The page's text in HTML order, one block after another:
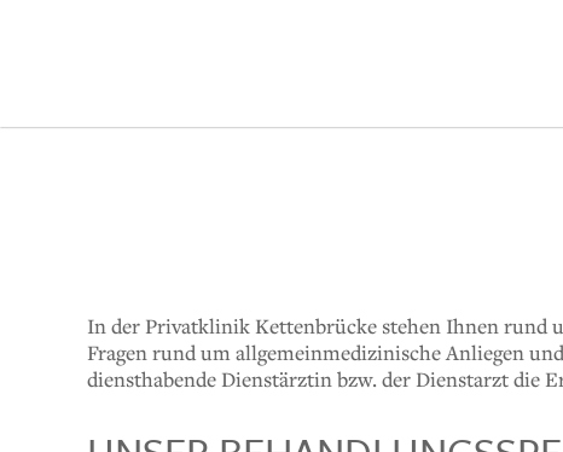
In der Privatklinik Kettenbrücke stehen Ihnen rund
Fragen rund um allgemeinmedizinische Anliegen
diensthabende Dienstärztin bzw. der Dienstarzt die